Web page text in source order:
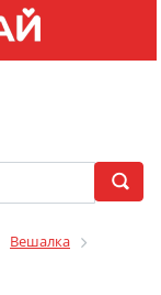
Вешалка